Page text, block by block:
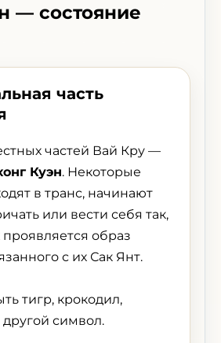
— состояние
часть
частей Вай Кру —
Куэн. Некоторые
в транс, начинают
или вести себя так,
образ
с их Сак Янт.
тигр, крокодил,
символ.